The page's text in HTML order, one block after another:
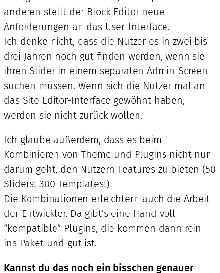
anderen stellt der Block Editor neue
Anforderungen an das User-Interface.
Ich denke nicht, dass die Nutzer es in zwei bis
drei Jahren noch gut finden werden, wenn sie
ihren Slider in einem separaten Admin-Screen
suchen müssen. Wenn sich die Nutzer mal an
das Site Editor-Interface gewöhnt haben,
werden sie nicht zurück wollen.
Ich glaube außerdem, dass es beim
Kombinieren von Theme und Plugins nicht nur
darum geht, den Nutzern Features zu bieten (50
Sliders! 300 Templates!).
Die Kombinationen erleichtern auch die Arbeit
der Entwickler. Da gibt’s eine Hand voll
“kompatible” Plugins, die kommen dann rein
ins Paket und gut ist.
Kannst du das noch ein bisschen genauer